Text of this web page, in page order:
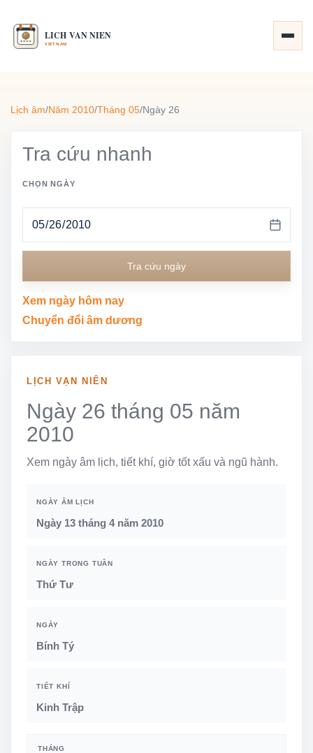
Lịch âm/Năm 2010/Tháng 05/Ngày 26
Tra cứu nhanh
CHỌN NGÀY
Tra cứu ngày
Xem ngày hôm nay
Chuyển đổi âm dương
LỊCH VẠN NIÊN
Ngày 26 tháng 05 năm
2010
Xem ngày âm lịch, tiết khí, giờ tốt xấu và ngũ hành.
NGÀY ÂM LỊCH
Ngày 13 tháng 4 năm 2010
NGÀY TRONG TUẦN
Thứ Tư
NGÀY
Bính Tý
TIẾT KHÍ
Kinh Trập
THÁNG